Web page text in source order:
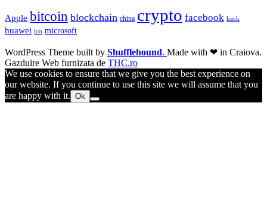
Apple bitcoin blockchain china crypto facebook hack
huawei ico microsoft
WordPress Theme built by Shufflehound. Made with ❤ in Craiova.
Gazduire Web furnizata de THC.ro
We use cookies to ensure that we give you the best experience on
our website. If you continue to use this site we will assume that you
are happy with it. Ok